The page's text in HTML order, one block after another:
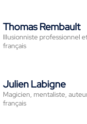
Thomas Rembault
Illusionniste professionnel
français
Julien Labigne
Magicien, mentaliste,
français